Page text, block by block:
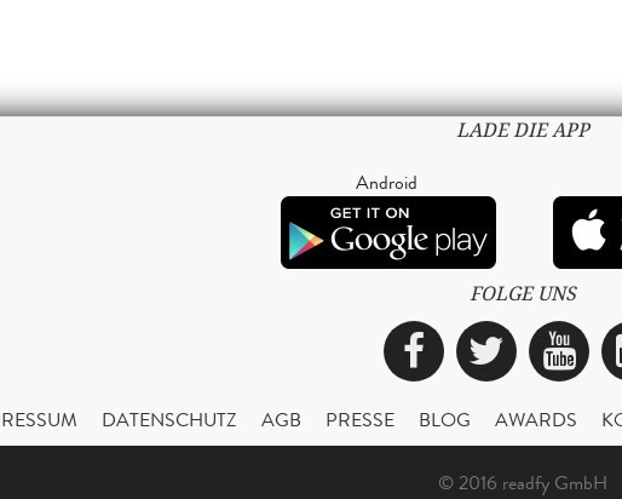
LADE DIE APP
Android
FOLGE UNS
Facebook
Twitter
DATENSCHUTZ AGB PRESSE BLOG AWARDS
© 2016 readfy GmbH